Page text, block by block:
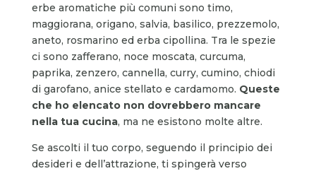
erbe aromatiche più comuni sono timo,
maggiorana, origano, salvia, basilico, prezzemolo,
aneto, rosmarino ed erba cipollina. Tra le spezie
ci sono zafferano, noce moscata, curcuma,
paprika, zenzero, cannella, curry, cumino, chiodi
di garofano, anice stellato e cardamomo. Queste
che ho elencato non dovrebbero mancare
nella tua cucina, ma ne esistono molte altre.
Se ascolti il tuo corpo, seguendo il principio dei
desideri e dell’attrazione, ti spingerà verso